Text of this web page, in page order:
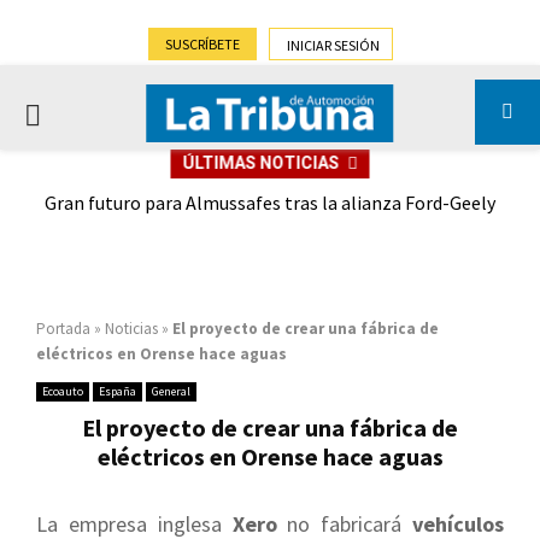
SUSCRÍBETE INICIAR SESIÓN
PRIMARY
ÚLTIMAS NOTICIAS
Gran futuro para Almussafes tras la alianza Ford-Geely
Portada » Noticias » El proyecto de crear una fábrica de
eléctricos en Orense hace aguas
Ecoauto España General
El proyecto de crear una fábrica de
eléctricos en Orense hace aguas
La empresa inglesa Xerono fabricará vehículos